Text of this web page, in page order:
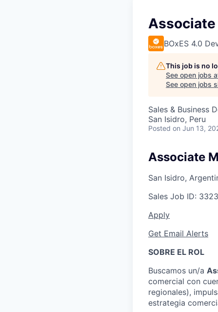
Associate
BOxES 4.0
This job is no
See open jobs
See open jobs
Sales & Business
San Isidro, Peru
Posted on Jun 13,
Associate
San Isidro,
Sales Job ID:
Apply
Get Email Alerts
SOBRE EL ROL
Buscamos un/a
comercial con
regionales),
estrategia